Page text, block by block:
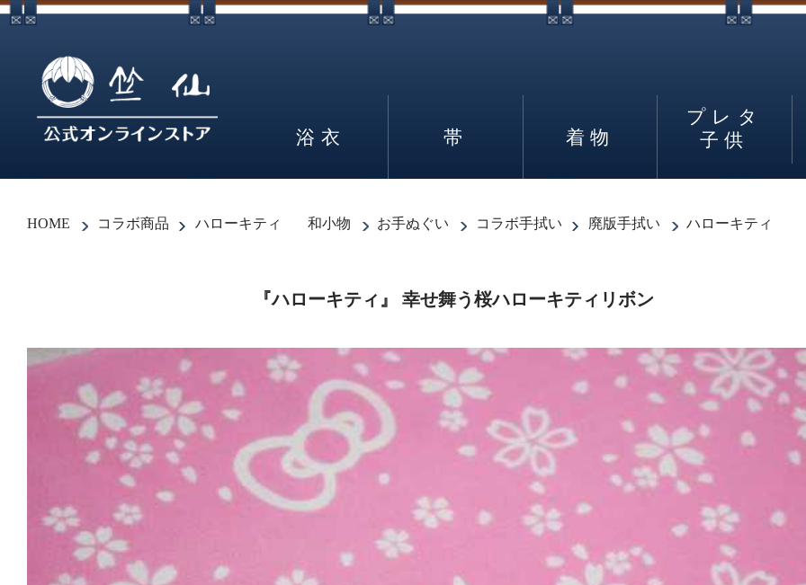
浴衣 帯 着物
プレタ
子供
HOME コラボ商品 ハローキティ 和小物 お手ぬぐい コラボ手拭い 廃版手拭い ハローキティ
『ハローキティ』 幸せ舞う桜ハローキティリボン